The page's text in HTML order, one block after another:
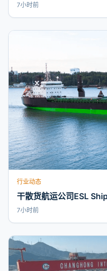
7小时前
行业动态
干散货航运公司ESL
7小时前